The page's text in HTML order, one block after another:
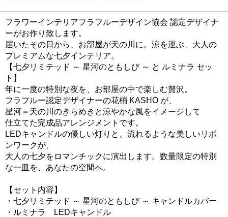
フラワーインテリアフラフルーデザイン協会 認定デザイナ
ーがお作り致します。
届いたその日から、お部屋が天の川に。涼を運ぶ、大人の
プレミアムな七夕インテリア。
【七夕リミテッド ～ 星河のともしび ～ と ルミナラ セッ
ト】
年に一度の特別な夜を、お部屋の中で楽しむ贅沢。
フラフルー認定デザイナーの花梢 KASHO が、
星河＝天の川のきらめきと涼やかな風をイメージして
仕立てた完成品アレンジメントです。
LEDキャンドルの優しい灯りと、流れるような美しいリボ
ンワークが、
大人の七夕をロマンチックに演出します。数量限定の特別
な一皿を、あなたの空間へ。
【セット内容】
・七夕リミテッド ～ 星河のともしび ～ キャンドルカバー
・ルミナラ LEDキャンドル